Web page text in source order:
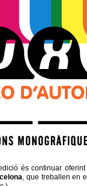
és continuar
, que treballen en